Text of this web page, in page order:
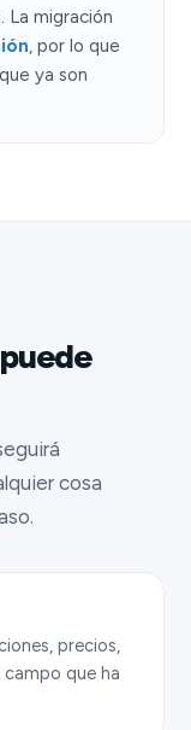
La migración
, por lo que
ya son
cosa
precios,
que ha